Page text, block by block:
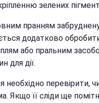
зелених
пранням
додатково
або пральним
для дії.
необхідно перевірити,
Якщо її сліди ще